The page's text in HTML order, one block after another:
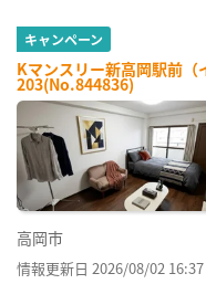
キャンペーン
Kマンスリー新高岡駅前（
203(No.844836)
高岡市
情報更新日 2026/08/02 16:37